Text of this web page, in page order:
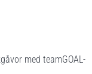
med teamGOAL-